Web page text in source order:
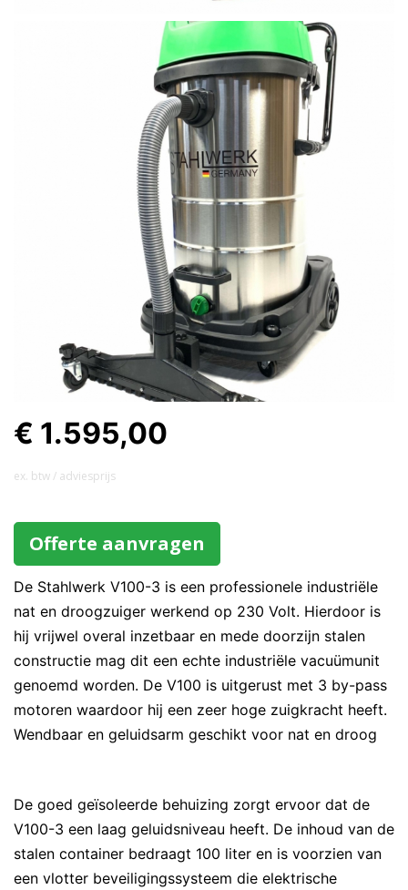
€ 1.595,00
ex. btw / adviesprijs
Offerte aanvragen
De Stahlwerk V100-3 is een professionele industriële
nat en droogzuiger werkend op 230 Volt. Hierdoor is
hij vrijwel overal inzetbaar en mede doorzijn stalen
constructie mag dit een echte industriële vacuümunit
genoemd worden. De V100 is uitgerust met 3 by-pass
motoren waardoor hij een zeer hoge zuigkracht heeft.
Wendbaar en geluidsarm geschikt voor nat en droog
De goed geïsoleerde behuizing zorgt ervoor dat de
V100-3 een laag geluidsniveau heeft. De inhoud van de
stalen container bedraagt 100 liter en is voorzien van
een vlotter beveiligingssysteem die elektrische